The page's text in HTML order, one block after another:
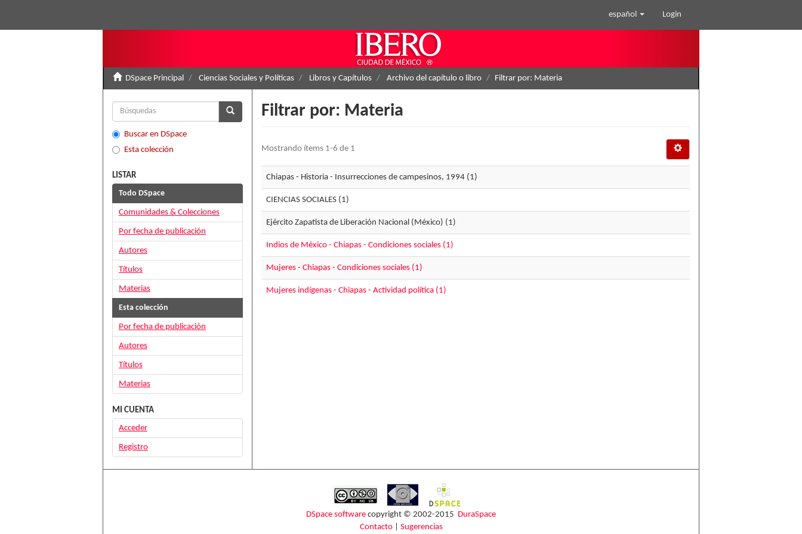
español Login
DSpace Principal Ciencias Sociales y Políticas Libros y Capítulos Archivo del capítulo o libro Filtrar por: Materia
Filtrar por: Materia
Mostrando ítems 1-6 de 1
Chiapas - Historia - Insurrecciones de campesinos, 1994 (1)
CIENCIAS SOCIALES (1)
Ejército Zapatista de Liberación Nacional (México) (1)
Indios de México - Chiapas - Condiciones sociales (1)
Mujeres - Chiapas - Condiciones sociales (1)
Mujeres indígenas - Chiapas - Actividad política (1)
Buscar en DSpace
Esta colección
LISTAR
Todo DSpace
Comunidades & Colecciones
Por fecha de publicación
Autores
Títulos
Materias
Esta colección
Por fecha de publicación
Autores
Títulos
Materias
MI CUENTA
Acceder
Registro
DSpace software copyright © 2002-2015 DuraSpace
Contacto| Sugerencias